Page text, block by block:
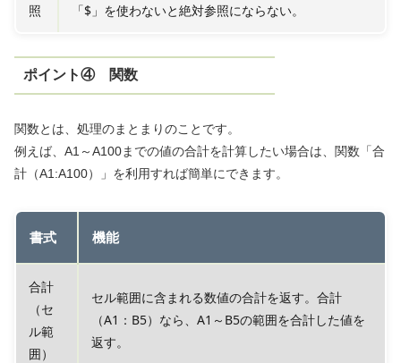
照
「$」を使わないと絶対参照にならない。
ポイント④ 関数
関数とは、処理のまとまりのことです。
例えば、A1～A100までの値の合計を計算したい場合は、関数「合
計（A1:A100）」を利用すれば簡単にできます。
書式 機能
合計
（セ
ル範
囲）
セル範囲に含まれる数値の合計を返す。合計
（A1：B5）なら、A1～B5の範囲を合計した値を
返す。